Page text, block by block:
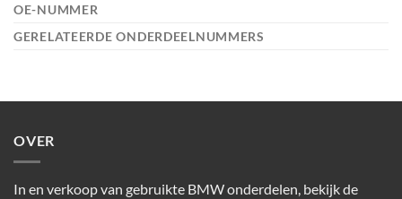
OE-NUMMER
GERELATEERDE ONDERDEELNUMMERS
OVER
In en verkoop van gebruikte BMW onderdelen, bekijk de